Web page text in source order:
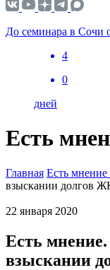
До семинара в Сочи
4
0
дней
Есть
Главная Есть мнение
взыскании долгов
22 января 2020
Есть
взыскании